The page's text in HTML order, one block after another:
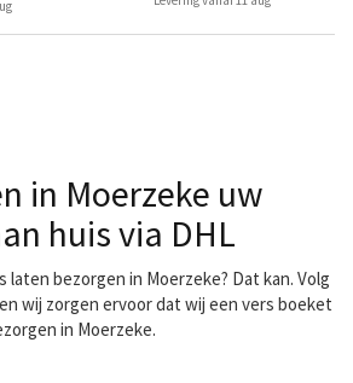
in Moerzeke uw
huis via DHL
laten bezorgen in Moerzeke? Dat kan. Volg
wij zorgen ervoor dat wij een vers boeket
in Moerzeke.